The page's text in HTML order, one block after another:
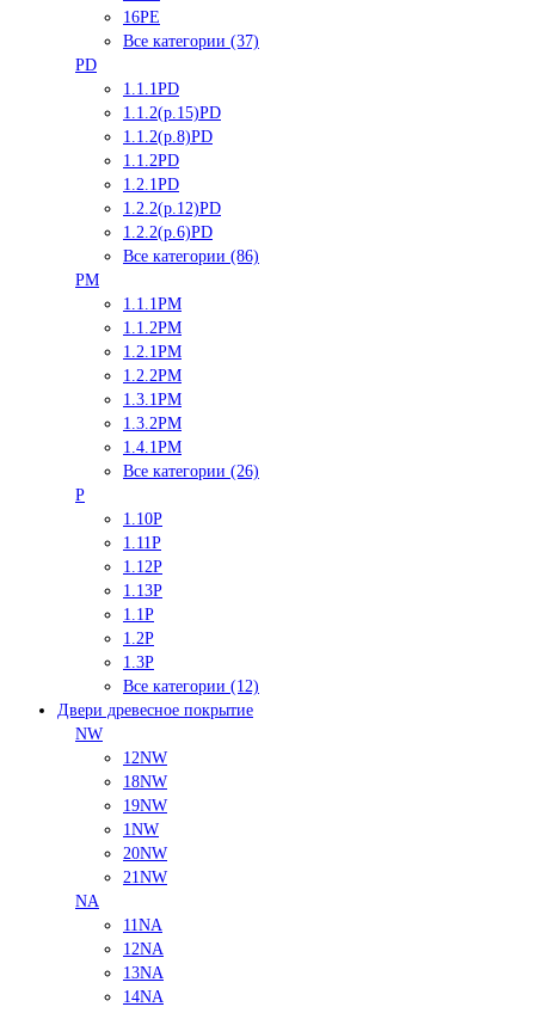
16PE
Все категории (37)
PD
1.1.1PD
1.1.2(р.15)PD
1.1.2(р.8)PD
1.1.2PD
1.2.1PD
1.2.2(р.12)PD
1.2.2(р.6)PD
Все категории (86)
PM
1.1.1PM
1.1.2PM
1.2.1PM
1.2.2PM
1.3.1PM
1.3.2PM
1.4.1PM
Все категории (26)
P
1.10P
1.11P
1.12P
1.13P
1.1P
1.2P
1.3P
Все категории (12)
Двери древесное покрытие
NW
12NW
18NW
19NW
1NW
20NW
21NW
NA
11NA
12NA
13NA
14NA